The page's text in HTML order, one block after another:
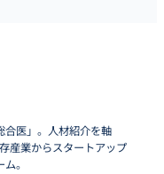
合医」。人材紹介を軸
産業からスタートアップ
。